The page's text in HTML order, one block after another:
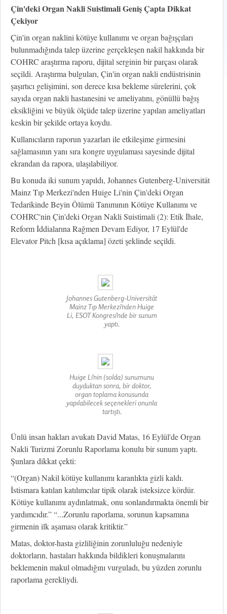
Çin'deki Organ Nakli Suistimali Geniş Çapta Dikkat
Çekiyor
Çin'in organ naklini kötüye kullanımı ve organ bağışçıları
bulunmadığında talep üzerine gerçekleşen nakil hakkında bir
COHRC araştırma raporu, dijital serginin bir parçası olarak
seçildi. Araştırma bulguları, Çin'in organ nakli endüstrisinin
şaşırtıcı gelişimini, son derece kısa bekleme sürelerini, çok
sayıda organ nakli hastanesini ve ameliyatını, gönüllü bağış
eksikliğini ve büyük ölçüde talep üzerine yapılan ameliyatları
keskin bir şekilde ortaya koydu.
Kullanıcıların raporun yazarları ile etkileşime girmesini
sağlamasının yanı sıra kongre uygulaması sayesinde dijital
ekrandan da rapora, ulaşılabiliyor.
Bu konuda iki sunum yapıldı, Johannes Gutenberg-Universität
Mainz Tıp Merkezi'nden Huige Li'nin Çin'deki Organ
Tedarikinde Beyin Ölümü Tanımının Kötüye Kullanımı ve
COHRC'nin Çin'deki Organ Nakli Suistimali (2): Etik İhale,
Reform İddialarına Rağmen Devam Ediyor, 17 Eylül'de
Elevator Pitch [kısa açıklama] özeti şeklinde seçildi.
Johannes Gutenberg-Universität
Mainz Tıp Merkezi'nden Huige
Li, ESOT Kongresi'nde bir sunum
yaptı.
Huige Li'nin (solda) sunumunu
duyduktan sonra, bir doktor,
organ toplama konusunda
yapılabilecek seçenekleri onunla
tartıştı.
Ünlü insan hakları avukatı David Matas, 16 Eylül'de Organ
Nakli Turizmi Zorunlu Raporlama konulu bir sunum yaptı.
Şunlara dikkat çekti:
“(Organ) Nakil kötüye kullanımı karanlıkta gizli kaldı.
İstismara katılan katılımcılar tipik olarak isteksizce kördür.
Kötüye kullanımı aydınlatmak, onu sonlandırmakta önemli bir
yardımcıdır.” “...Zorunlu raporlama, sorunun kapsamına
girmenin ilk aşaması olarak kritiktir.”
Matas, doktor-hasta gizliliğinin zorunluluğu nedeniyle
doktorların, hastaları hakkında bildikleri konuşmalarını
beklemenin makul olmadığını vurguladı, bu yüzden zorunlu
raporlama gerekliydi.